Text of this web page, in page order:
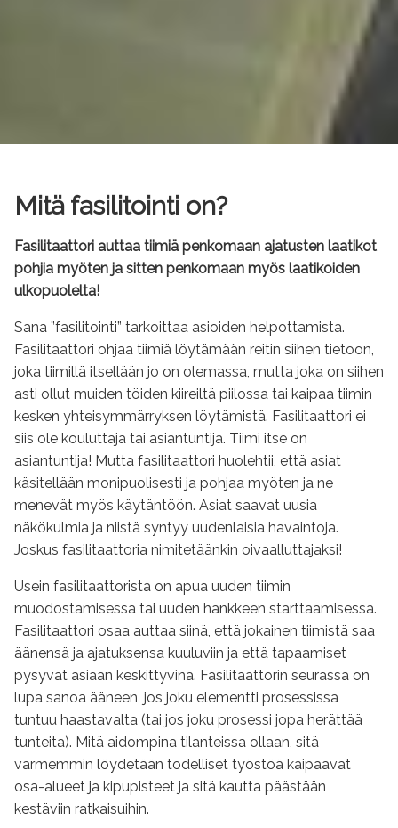
Mitä fasilitointi on?
Fasilitaattori auttaa tiimiä penkomaan ajatusten laatikot
pohjia myöten ja sitten penkomaan myös laatikoiden
ulkopuolelta!
Sana ”fasilitointi” tarkoittaa asioiden helpottamista.
Fasilitaattori ohjaa tiimiä löytämään reitin siihen tietoon,
joka tiimillä itsellään jo on olemassa, mutta joka on siihen
asti ollut muiden töiden kiireiltä piilossa tai kaipaa tiimin
kesken yhteisymmärryksen löytämistä. Fasilitaattori ei
siis ole kouluttaja tai asiantuntija. Tiimi itse on
asiantuntija! Mutta fasilitaattori huolehtii, että asiat
käsitellään monipuolisesti ja pohjaa myöten ja ne
menevät myös käytäntöön. Asiat saavat uusia
näkökulmia ja niistä syntyy uudenlaisia havaintoja.
Joskus fasilitaattoria nimitetäänkin oivaalluttajaksi!
Usein fasilitaattorista on apua uuden tiimin
muodostamisessa tai uuden hankkeen starttaamisessa.
Fasilitaattori osaa auttaa siinä, että jokainen tiimistä saa
äänensä ja ajatuksensa kuuluviin ja että tapaamiset
pysyvät asiaan keskittyvinä. Fasilitaattorin seurassa on
lupa sanoa ääneen, jos joku elementti prosessissa
tuntuu haastavalta (tai jos joku prosessi jopa herättää
tunteita). Mitä aidompina tilanteissa ollaan, sitä
varmemmin löydetään todelliset työstöä kaipaavat
osa-alueet ja kipupisteet ja sitä kautta päästään
kestäviin ratkaisuihin.